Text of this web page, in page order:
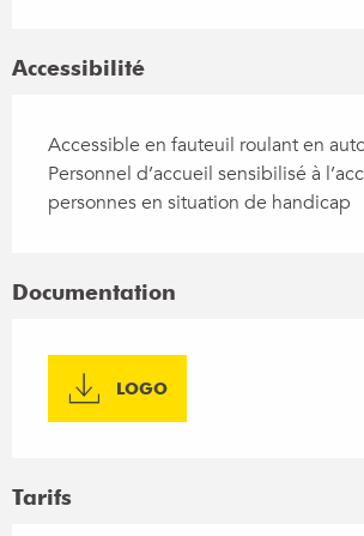
Accessibilité
Accessible en fauteuil roulant en
Personnel d’accueil sensibilisé à
personnes en situation de handicap
Documentation
LOGO
Tarifs